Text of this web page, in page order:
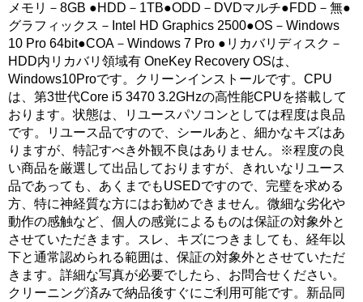
メモリ－8GB ●HDD－1TB●ODD－DVDマルチ●FDD－無●
グラフィックス－Intel HD Graphics 2500●OS－Windows
10 Pro 64bit●COA－Windows 7 Pro ●リカバリディスク－
HDD内リカバリ領域有 OneKey Recovery OSは、
Windows10Proです。クリーンインストールです。CPU
は、第3世代Core i5 3470 3.2GHzの高性能CPUを搭載して
おります。状態は、リユースパソコンとしては程度は良品
です。リユース品ですので、シールあと、細かなキズはあ
りますが、特記すべき外観不良はありません。※程度の良
い商品を厳選して出品しておりますが、きれいなリユース
品であっても、あくまでもUSEDですので、完璧を求める
方、特に神経質な方にはお勧めできません。微細な劣化や
動作の感触など、個人の感覚によるものは保証の対象外と
させていただきます。スレ、キズにつきましても、経年以
下と通常認められる範囲は、保証の対象外とさせていただ
きます。詳細な写真が必要でしたら、お問合せください。
クリーニング済みで納品後すぐにご利用可能です。新品同